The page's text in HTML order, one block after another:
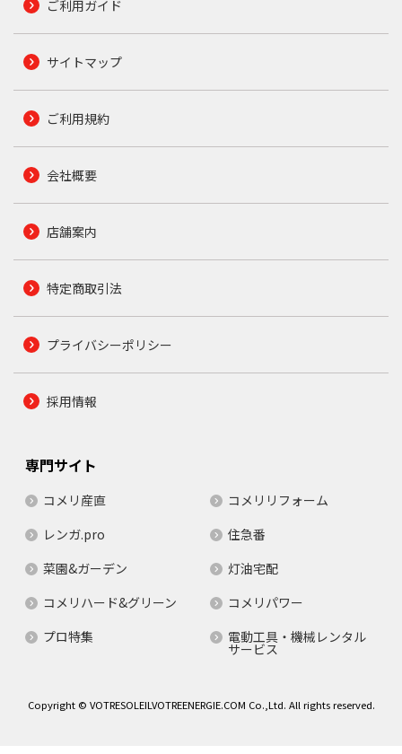
ご利用ガイド
サイトマップ
ご利用規約
会社概要
店舗案内
特定商取引法
プライバシーポリシー
採用情報
専門サイト
コメリ産直
コメリリフォーム
レンガ.pro
住急番
菜園&ガーデン
灯油宅配
コメリハード&グリーン
コメリパワー
プロ特集
電動工具・機械レンタル
サービス
Copyright © VOTRESOLEILVOTREENERGIE.COM Co.,Ltd. All rights reserved.